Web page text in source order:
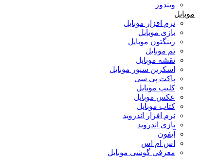
ویندوز
موبایل
نرم افزار موبایل
بازی موبایل
رینگتون موبایل
تم موبایل
نقشه موبایل
اسکرین سیور موبایل
پاکت پی سی
کلیپ موبایل
عکس موبایل
کتاب موبایل
نرم افزار اندروید
بازی اندروید
آیفون
اس ام اس
معرفی گوشی موبایل